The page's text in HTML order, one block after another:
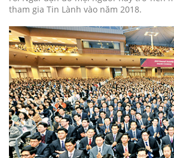
tham gia Tin Lành vào năm 2018.